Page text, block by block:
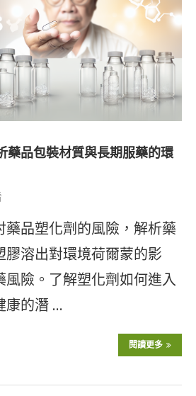
藥品包裝材質與長期服藥的環
藥品塑化劑的風險，解析藥
膠溶出對環境荷爾蒙的影
風險。了解塑化劑如何進入
康的潛 …
閱讀更多